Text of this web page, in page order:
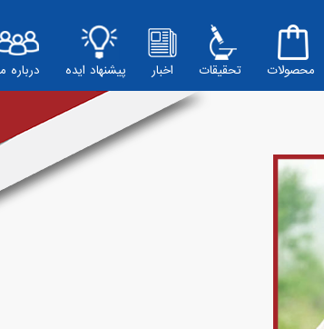
محصولات تحقیقات اخبار پیشنهاد ایده درباره